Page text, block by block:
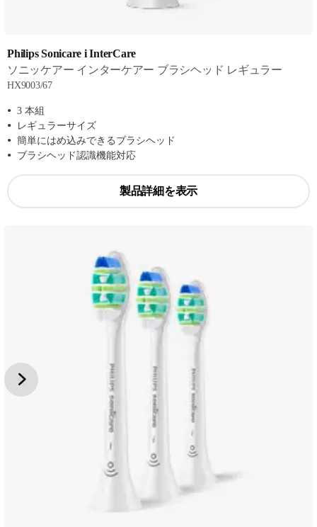
Philips Sonicare i InterCare
ソニッケアー インターケアー ブラシヘッド レギュラー
HX9003/67
3 本組
レギュラーサイズ
簡単にはめ込みできるブラシヘッド
ブラシヘッド認識機能対応
製品詳細を表示